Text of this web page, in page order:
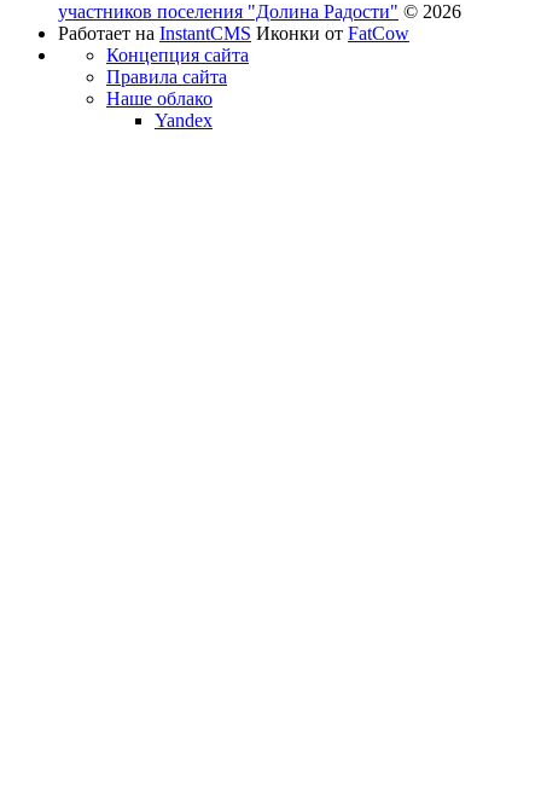
участников поселения "Долина Радости" © 2026
Работает на InstantCMS Иконки от FatCow
Концепция сайта
Правила сайта
Наше облако
Yandex